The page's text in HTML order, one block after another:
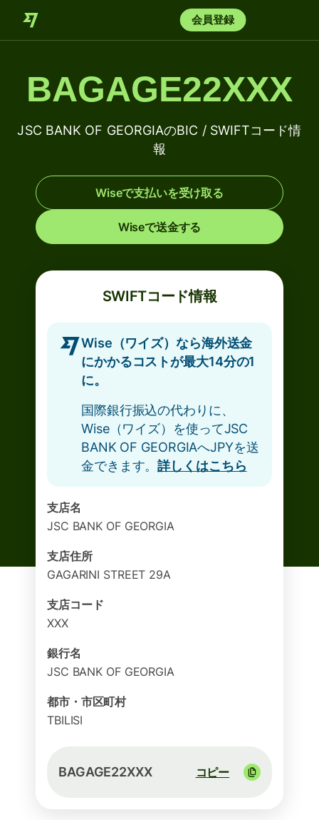
会員登録
BAGAGE22XXX
JSC BANK OF GEORGIAのBIC / SWIFTコード情
報
Wiseで支払いを受け取る
Wiseで送金する
SWIFTコード情報
Wise（ワイズ）なら海外送金
にかかるコストが最大14分の1
に。
国際銀行振込の代わりに、
Wise（ワイズ）を使ってJSC
BANK OF GEORGIAへJPYを送
金できます。詳しくはこちら
支店名
JSC BANK OF GEORGIA
支店住所
GAGARINI STREET 29A
支店コード
XXX
銀行名
JSC BANK OF GEORGIA
都市・市区町村
TBILISI
BAGAGE22XXX コピー